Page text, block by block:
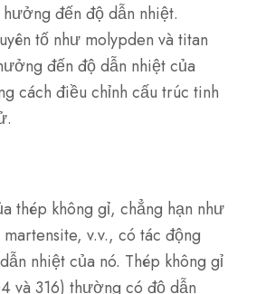
đến độ dẫn nhiệt.
tố như molypden và titan
đến độ dẫn nhiệt của
cách điều chỉnh cấu trúc tinh
thép không gỉ, chẳng hạn như
v.v., có tác động
nhiệt của nó. Thép không gỉ
và 316) thường có độ dẫn